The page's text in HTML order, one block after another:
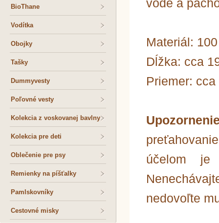
BioThane
Vodítka
Obojky
Tašky
Dummyvesty
Poľovné vesty
Kolekcia z voskovanej bavlny
Kolekcia pre deti
Oblečenie pre psy
Remienky na píšťalky
Pamlskovníky
Cestovné misky
vode a
Materiál:
Dĺžka: cca
Priemer: cca
účelom je
nedovoľte